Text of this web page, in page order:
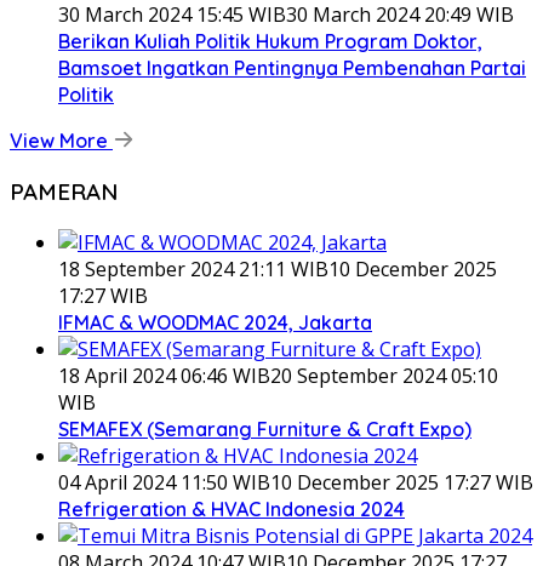
30 March 2024 15:45 WIB30 March 2024 20:49 WIB
Berikan Kuliah Politik Hukum Program Doktor,
Bamsoet Ingatkan Pentingnya Pembenahan Partai
Politik
View More
PAMERAN
18 September 2024 21:11 WIB10 December 2025
17:27 WIB
IFMAC & WOODMAC 2024, Jakarta
18 April 2024 06:46 WIB20 September 2024 05:10
WIB
SEMAFEX (Semarang Furniture & Craft Expo)
04 April 2024 11:50 WIB10 December 2025 17:27 WIB
Refrigeration & HVAC Indonesia 2024